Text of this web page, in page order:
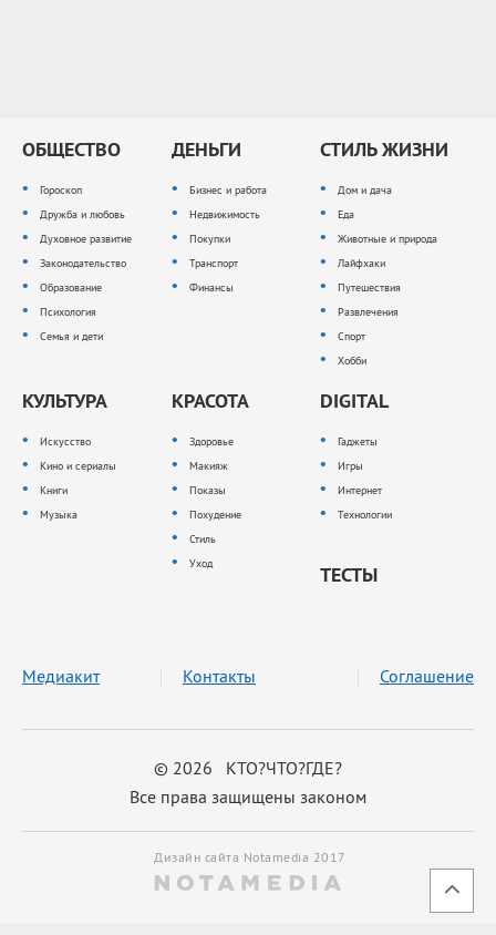
ОБЩЕСТВО
Гороскоп
Дружба и любовь
Духовное развитие
Законодательство
Образование
Психология
Семья и дети
ДЕНЬГИ
Бизнес и работа
Недвижимость
Покупки
Транспорт
Финансы
СТИЛЬ ЖИЗНИ
Дом и дача
Еда
Животные и природа
Лайфхаки
Путешествия
Развлечения
Спорт
Хобби
КУЛЬТУРА
Искусство
Кино и сериалы
Книги
Музыка
КРАСОТА
Здоровье
Макияж
Показы
Похудение
Стиль
Уход
DIGITAL
Гаджеты
Игры
Интернет
Технологии
ТЕСТЫ
© 2026 КТО?ЧТО?ГДЕ?
Все права защищены законом
Медиакит Контакты Соглашение
Дизайн сайта Notamedia 2017